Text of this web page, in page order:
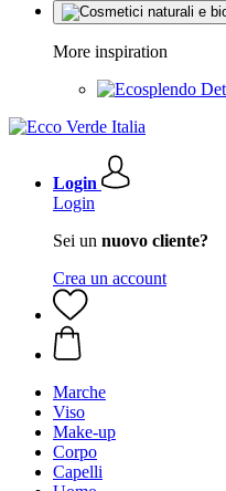
More inspiration
Login
Login
Sei un nuovo cliente?
Crea un account
Marche
Viso
Make-up
Corpo
Capelli